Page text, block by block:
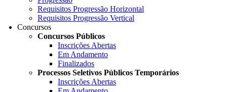
Requisitos Progressão Horizontal
Requisitos Progressão Vertical
Concursos
Concursos Públicos
Inscrições Abertas
Em Andamento
Finalizados
Processos Seletivos Públicos Temporários
Inscrições Abertas